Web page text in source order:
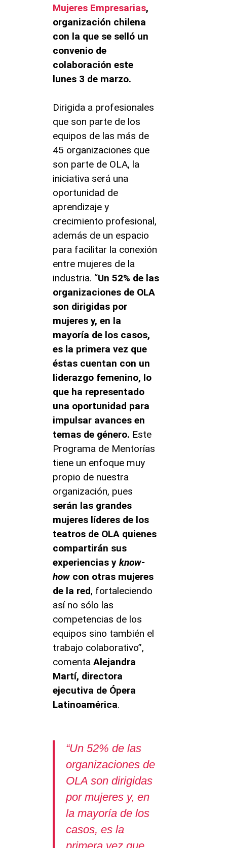
Mujeres Empresarias,
organización chilena
con la que se selló un
convenio de
colaboración este
lunes 3 de marzo.
Dirigida a profesionales
que son parte de los
equipos de las más de
45 organizaciones que
son parte de OLA, la
iniciativa será una
oportunidad de
aprendizaje y
crecimiento profesional,
además de un espacio
para facilitar la conexión
entre mujeres de la
industria. “Un 52% de las
organizaciones de OLA
son dirigidas por
mujeres y, en la
mayoría de los casos,
es la primera vez que
éstas cuentan con un
liderazgo femenino, lo
que ha representado
una oportunidad para
impulsar avances en
temas de género. Este
Programa de Mentorías
tiene un enfoque muy
propio de nuestra
organización, pues
serán las grandes
mujeres líderes de los
teatros de OLA quienes
compartirán sus
experiencias y know-
how con otras mujeres
de la red, fortaleciendo
así no sólo las
competencias de los
equipos sino también el
trabajo colaborativo”,
comenta Alejandra
Martí, directora
ejecutiva de Ópera
Latinoamérica.
“Un 52% de las
organizaciones de
OLA son dirigidas
por mujeres y, en
la mayoría de los
casos, es la